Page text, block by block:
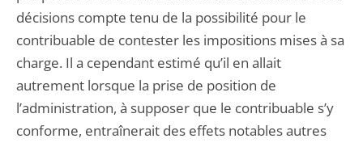
décisions compte tenu de la possibilité pour le
contribuable de contester les impositions mises à sa
charge. Il a cependant estimé qu’il en allait
autrement lorsque la prise de position de
l’administration, à supposer que le contribuable s’y
conforme, entraînerait des effets notables autres